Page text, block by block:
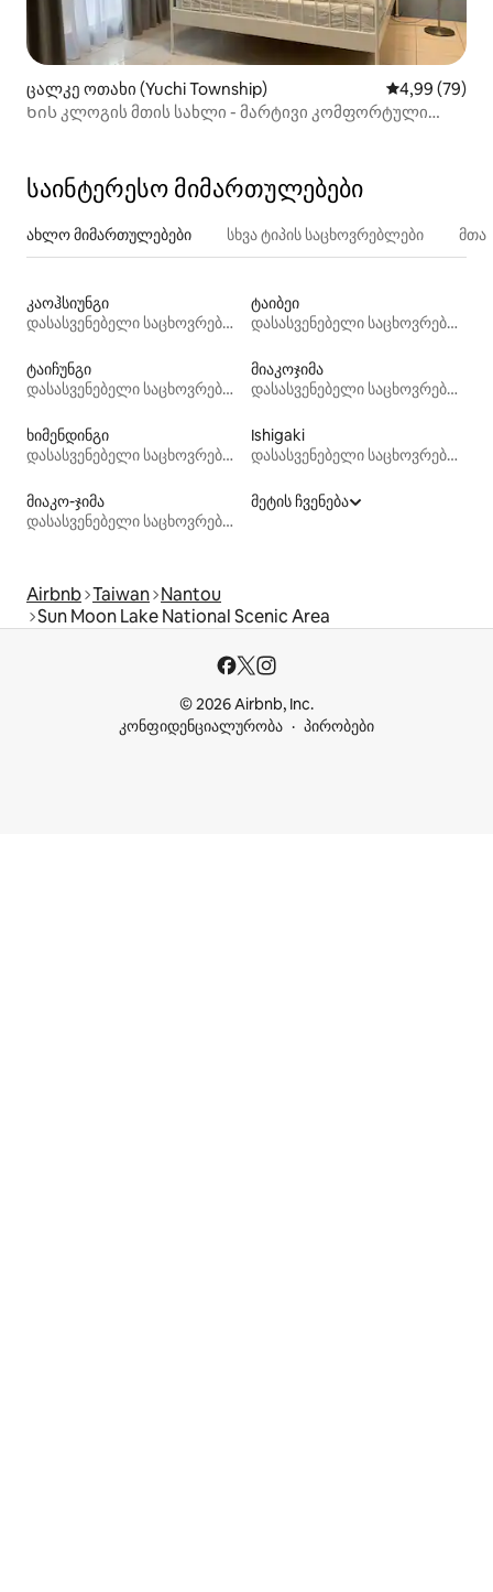
ცალკე ოთახი (Yuchi Township) საშუალო
4,99 (79)
Ხის კლოგის მთის სახლი - მარტივი კომფორტული
საინტერესო მიმართულებები
ახლო მიმართულებები სხვა ტიპის საცხოვრებლები
კაოჰსიუნგი
დასასვენებელი საცხოვრებლები
ტაიბეი
დასასვენებელი საცხოვრებლები
ტაიჩუნგი
დასასვენებელი საცხოვრებლები
მიაკოჯიმა
დასასვენებელი საცხოვრებლები
ხიმენდინგი
დასასვენებელი საცხოვრებლები
Ishigaki
დასასვენებელი საცხოვრებლები
მიაკო-ჯიმა
დასასვენებელი საცხოვრებლები
მეტის ჩვენება
Airbnb Taiwan Nantou
Sun Moon Lake National Scenic Area
© 2026 Airbnb, Inc.
კონფიდენციალურობა
პირობები